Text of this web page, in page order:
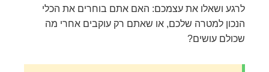
לרגע ושאלו את עצמכם: האם אתם בוחרים את הכלי
הנכון למטרה שלכם, או שאתם רק עוקבים אחרי מה
שכולם עושים?